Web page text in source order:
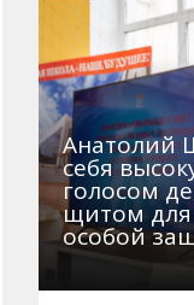
Анатолий
себя
голосом
щитом для
особой